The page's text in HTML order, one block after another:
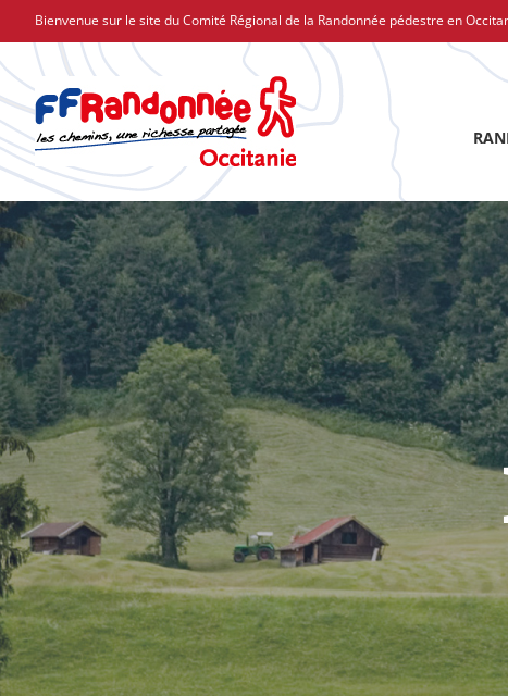
Passer
contenu
Bienvenue sur le site du Comité Régional de la Randonnée pédestre en